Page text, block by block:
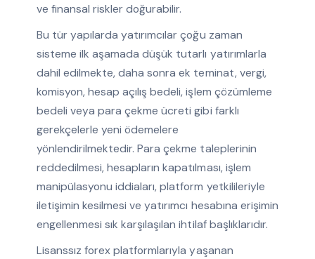
ve finansal riskler doğurabilir.
Bu tür yapılarda yatırımcılar çoğu zaman
sisteme ilk aşamada düşük tutarlı yatırımlarla
dahil edilmekte, daha sonra ek teminat, vergi,
komisyon, hesap açılış bedeli, işlem çözümleme
bedeli veya para çekme ücreti gibi farklı
gerekçelerle yeni ödemelere
yönlendirilmektedir. Para çekme taleplerinin
reddedilmesi, hesapların kapatılması, işlem
manipülasyonu iddiaları, platform yetkilileriyle
iletişimin kesilmesi ve yatırımcı hesabına erişimin
engellenmesi sık karşılaşılan ihtilaf başlıklarıdır.
Lisanssız forex platformlarıyla yaşanan